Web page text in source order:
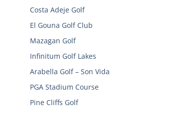
Costa Adeje Golf
El Gouna Golf Club
Mazagan Golf
Infinitum Golf Lakes
Arabella Golf – Son Vida
PGA Stadium Course
Pine Cliffs Golf